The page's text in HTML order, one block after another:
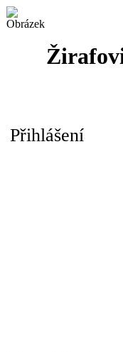
Přihlášení